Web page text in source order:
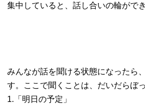
集中していると、話し合いの輪がで
みんなが話を聞ける状態になったら
す。ここで聞くことは、だいだらぼ
1.「明日の予定」